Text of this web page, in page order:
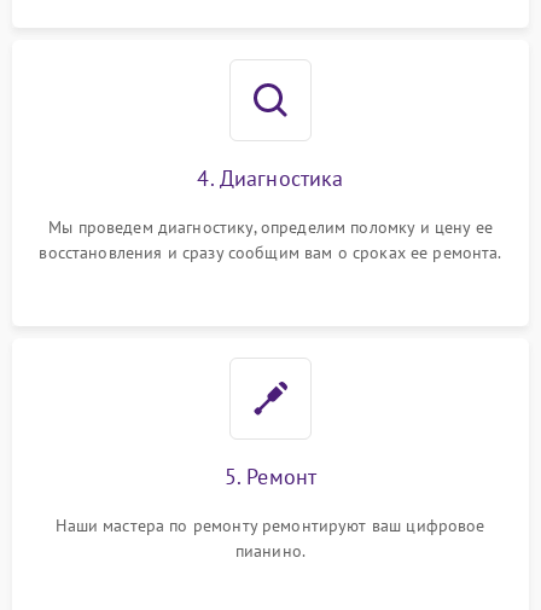
4. Диагностика
Мы проведем диагностику, определим поломку и цену ее
восстановления и сразу сообщим вам о сроках ее ремонта.
5. Ремонт
Наши мастера по ремонту ремонтируют ваш цифровое
пианино.